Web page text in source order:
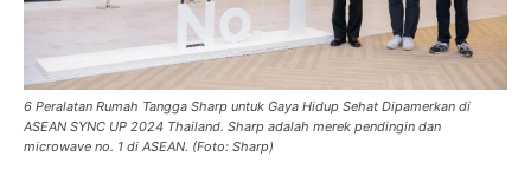
6 Peralatan Rumah Tangga Sharp untuk Gaya Hidup Sehat Dipamerkan di
ASEAN SYNC UP 2024 Thailand. Sharp adalah merek pendingin dan
microwave no. 1 di ASEAN. (Foto: Sharp)